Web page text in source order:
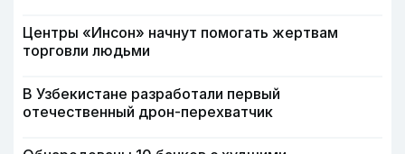
Центры «Инсон» начнут помогать жертвам
торговли людьми
В Узбекистане разработали первый
отечественный дрон-перехватчик